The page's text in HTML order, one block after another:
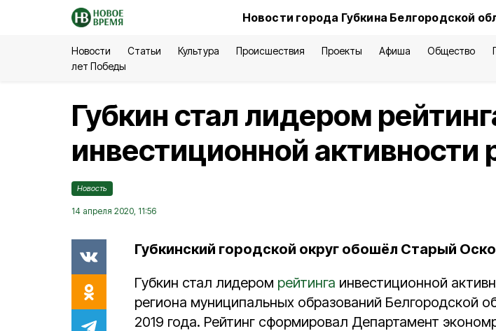
Новости города Губкина Белгородской
Новости Статьи Культура Происшествия Проекты Афиша Общество
лет Победы
Губкин стал лидером
инвестиционной активности
Новость
14 апреля 2020, 11:56
Губкинский городской округ обошёл Старый
Губкин стал лидером рейтинга инвестиционной
региона муниципальных образований Белгородской
2019 года. Рейтинг сформировал Департамент